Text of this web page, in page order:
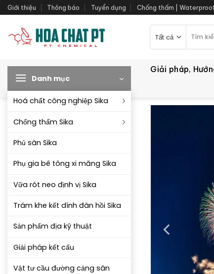
Bỏ
qua
dung
Giới thiệu Thông báo Tuyển dụng Chống thấm |
kiếm:
Danh mục
Hoá chất công nghiệp Sika
Chống thấm Sika
Phủ sàn Sika
Phụ gia bê tông xi măng Sika
Vữa rót neo định vị Sika
Trám khe kết dính đàn hồi Sika
Sản phẩm địa kỹ thuật
Giải pháp kết cấu
Vật tư cầu đường cảng sân
Giải pháp,